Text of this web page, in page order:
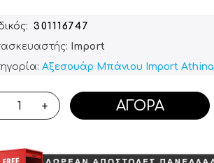
301116747
Import
Αξεσουάρ Μπάνιου Import Athina
+ ΑΓΟΡΆ